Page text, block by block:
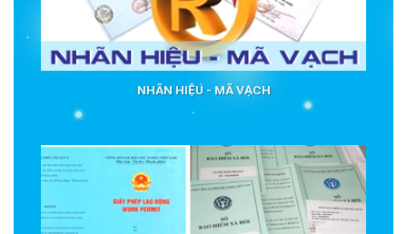
NHÃN HIỆU - MÃ VẠCH